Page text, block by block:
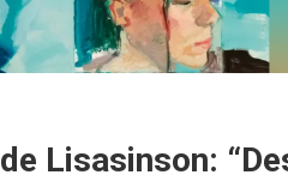
Lisasinson: